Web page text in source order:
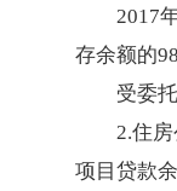
2017
存余额的
受委
2.住
项目贷款余